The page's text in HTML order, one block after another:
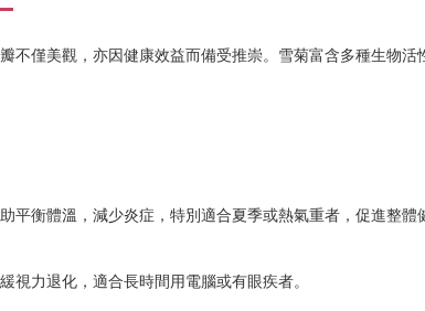
僅美觀，亦因健康效益而備受推崇。雪菊富含多種生物
衡體溫，減少炎症，特別適合夏季或熱氣重者，促進整體
力退化，適合長時間用電腦或有眼疾者。